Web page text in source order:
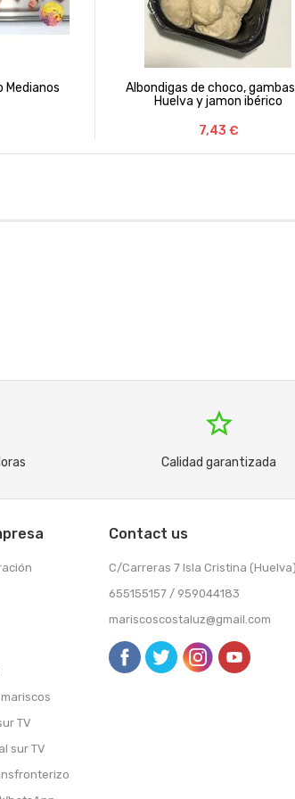
de
Doradas salvajes Para
frescos
star_border
Calidad garantizada
TV
sur TV
Contact us
C/Carreras 7 Isla Cristina (Huelva)
655155157 / 959044183
mariscoscostaluz@gmail.com